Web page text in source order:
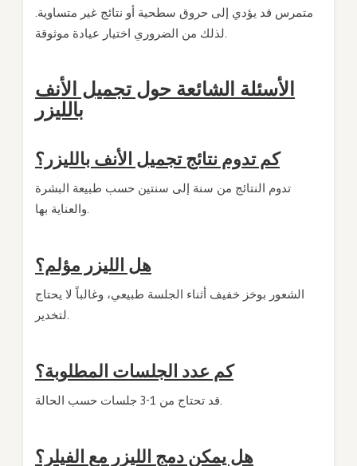
متمرس قد يؤدي إلى حروق سطحية أو نتائج غير متساوية.
لذلك من الضروري اختيار عيادة موثوقة.
الأسئلة الشائعة حول تجميل الأنف
بالليزر
كم تدوم نتائج تجميل الأنف بالليزر؟
تدوم النتائج من سنة إلى سنتين حسب طبيعة البشرة
والعناية بها.
هل الليزر مؤلم؟
الشعور بوخز خفيف أثناء الجلسة طبيعي، وغالباً لا يحتاج
لتخدير.
كم عدد الجلسات المطلوبة؟
قد تحتاج من 1-3 جلسات حسب الحالة.
هل يمكن دمج الليزر مع الفيلر؟